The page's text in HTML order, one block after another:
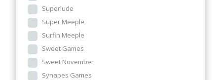
Superlude
Super Meeple
Surfin Meeple
Sweet Games
Sweet November
Synapes Games